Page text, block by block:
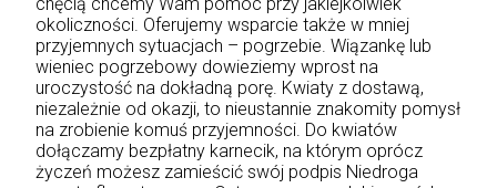
okoliczności. Oferujemy wsparcie także w mniej
przyjemnych sytuacjach – pogrzebie. Wiązankę lub
wieniec pogrzebowy dowieziemy wprost na
uroczystość na dokładną porę. Kwiaty z dostawą,
niezależnie od okazji, to nieustannie znakomity pomysł
na zrobienie komuś przyjemności. Do kwiatów
dołączamy bezpłatny karnecik, na którym oprócz
życzeń możesz zamieścić swój podpis Niedroga